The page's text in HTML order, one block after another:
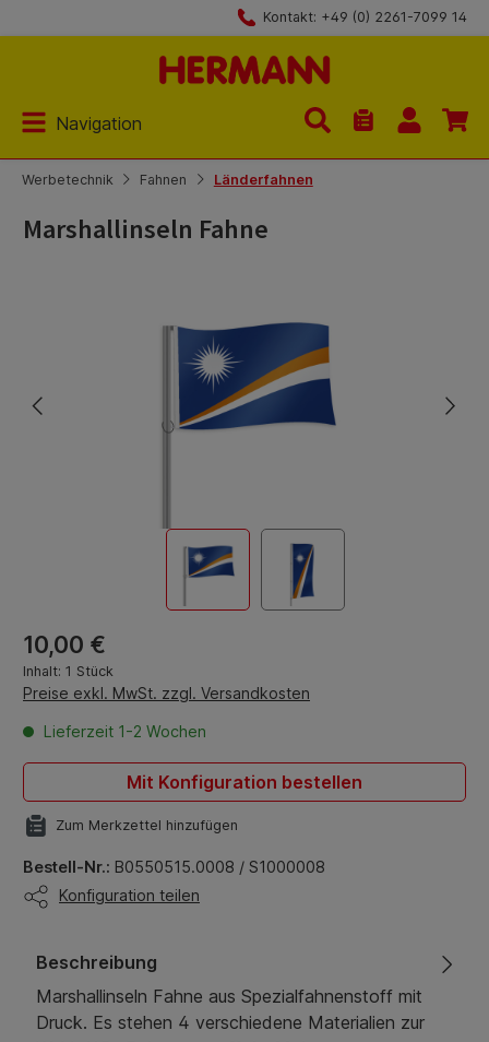
Kontakt: +49 (0) 2261-7099 14
Navigation
Du hast 0
Werbetechnik Fahnen Länderfahnen
Marshallinseln Fahne
Regulärer Preis:
10,00 €
Inhalt: 1 Stück
Preise exkl. MwSt. zzgl. Versandkosten
Lieferzeit 1-2 Wochen
Mit Konfiguration bestellen
Zum Merkzettel hinzufügen
Bestell-Nr.: B0550515.0008 / S1000008
Konfiguration teilen
Beschreibung
Marshallinseln Fahne aus Spezialfahnenstoff mit
Druck. Es stehen 4 verschiedene Materialien zur